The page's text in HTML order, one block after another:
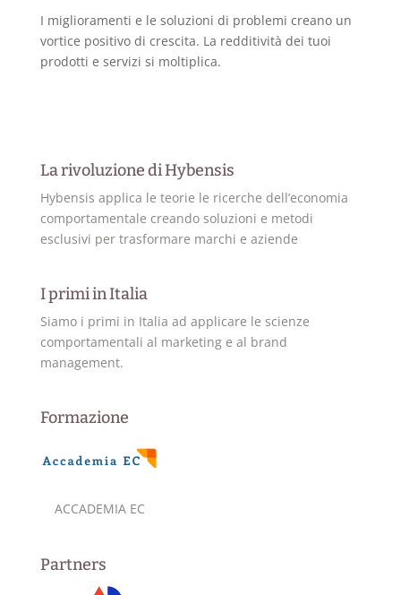
I miglioramenti e le soluzioni di problemi creano un
vortice positivo di crescita. La redditività dei tuoi
prodotti e servizi si moltiplica.
La rivoluzione di Hybensis
Hybensis applica le teorie le ricerche dell’economia
comportamentale creando soluzioni e metodi
esclusivi per trasformare marchi e aziende
I primi in Italia
Siamo i primi in Italia ad applicare le scienze
comportamentali al marketing e al brand
management.
Formazione
ACCADEMIA EC
Partners